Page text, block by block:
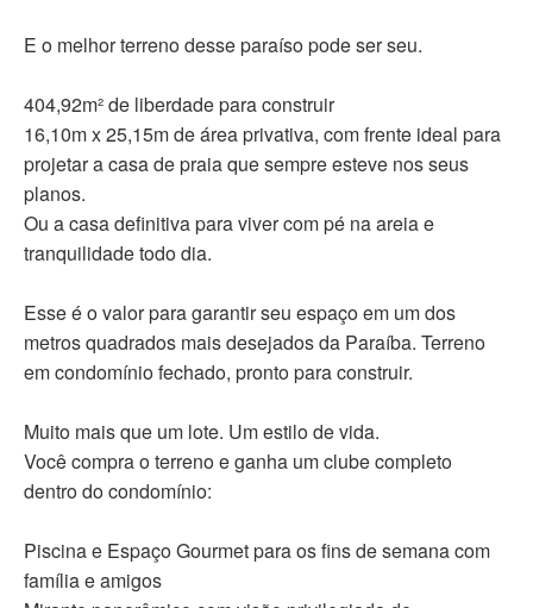
E o melhor terreno desse paraíso pode ser seu.
404,92m² de liberdade para construir
16,10m x 25,15m de área privativa, com frente ideal para
projetar a casa de praia que sempre esteve nos seus
planos.
Ou a casa definitiva para viver com pé na areia e
tranquilidade todo dia.
Esse é o valor para garantir seu espaço em um dos
metros quadrados mais desejados da Paraíba. Terreno
em condomínio fechado, pronto para construir.
Muito mais que um lote. Um estilo de vida.
Você compra o terreno e ganha um clube completo
dentro do condomínio:
Piscina e Espaço Gourmet para os fins de semana com
família e amigos